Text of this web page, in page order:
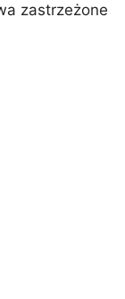
zastrzeżone